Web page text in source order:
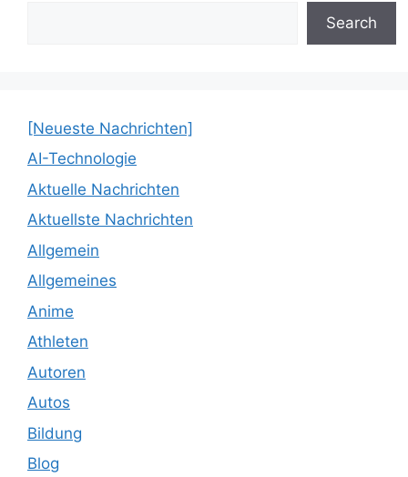
Search
[Neueste Nachrichten]
AI-Technologie
Aktuelle Nachrichten
Aktuellste Nachrichten
Allgemein
Allgemeines
Anime
Athleten
Autoren
Autos
Bildung
Blog